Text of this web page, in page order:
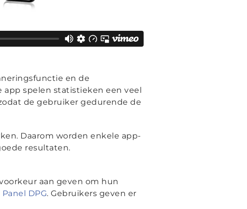
en de
spelen statistieken een veel
de gebruiker gedurende de
Daarom worden enkele app-
resultaten.
aan geven om hun
DPG. Gebruikers geven er